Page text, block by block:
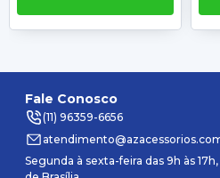
Fale Conosco
(11) 96359-6656
Segunda à sexta-feira das 9h às